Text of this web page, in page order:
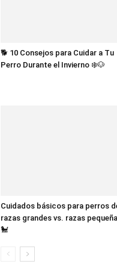
🐕 10 Consejos para Cuidar a Tu
Perro Durante el Invierno ❄️🐶
Cuidados básicos para perros
razas grandes vs. razas
🐩